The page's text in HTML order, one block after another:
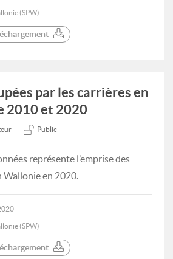
(SPW)
par les carrières en
2010 et 2020
Public
représente l’emprise des
Wallonie en 2020.
(SPW)